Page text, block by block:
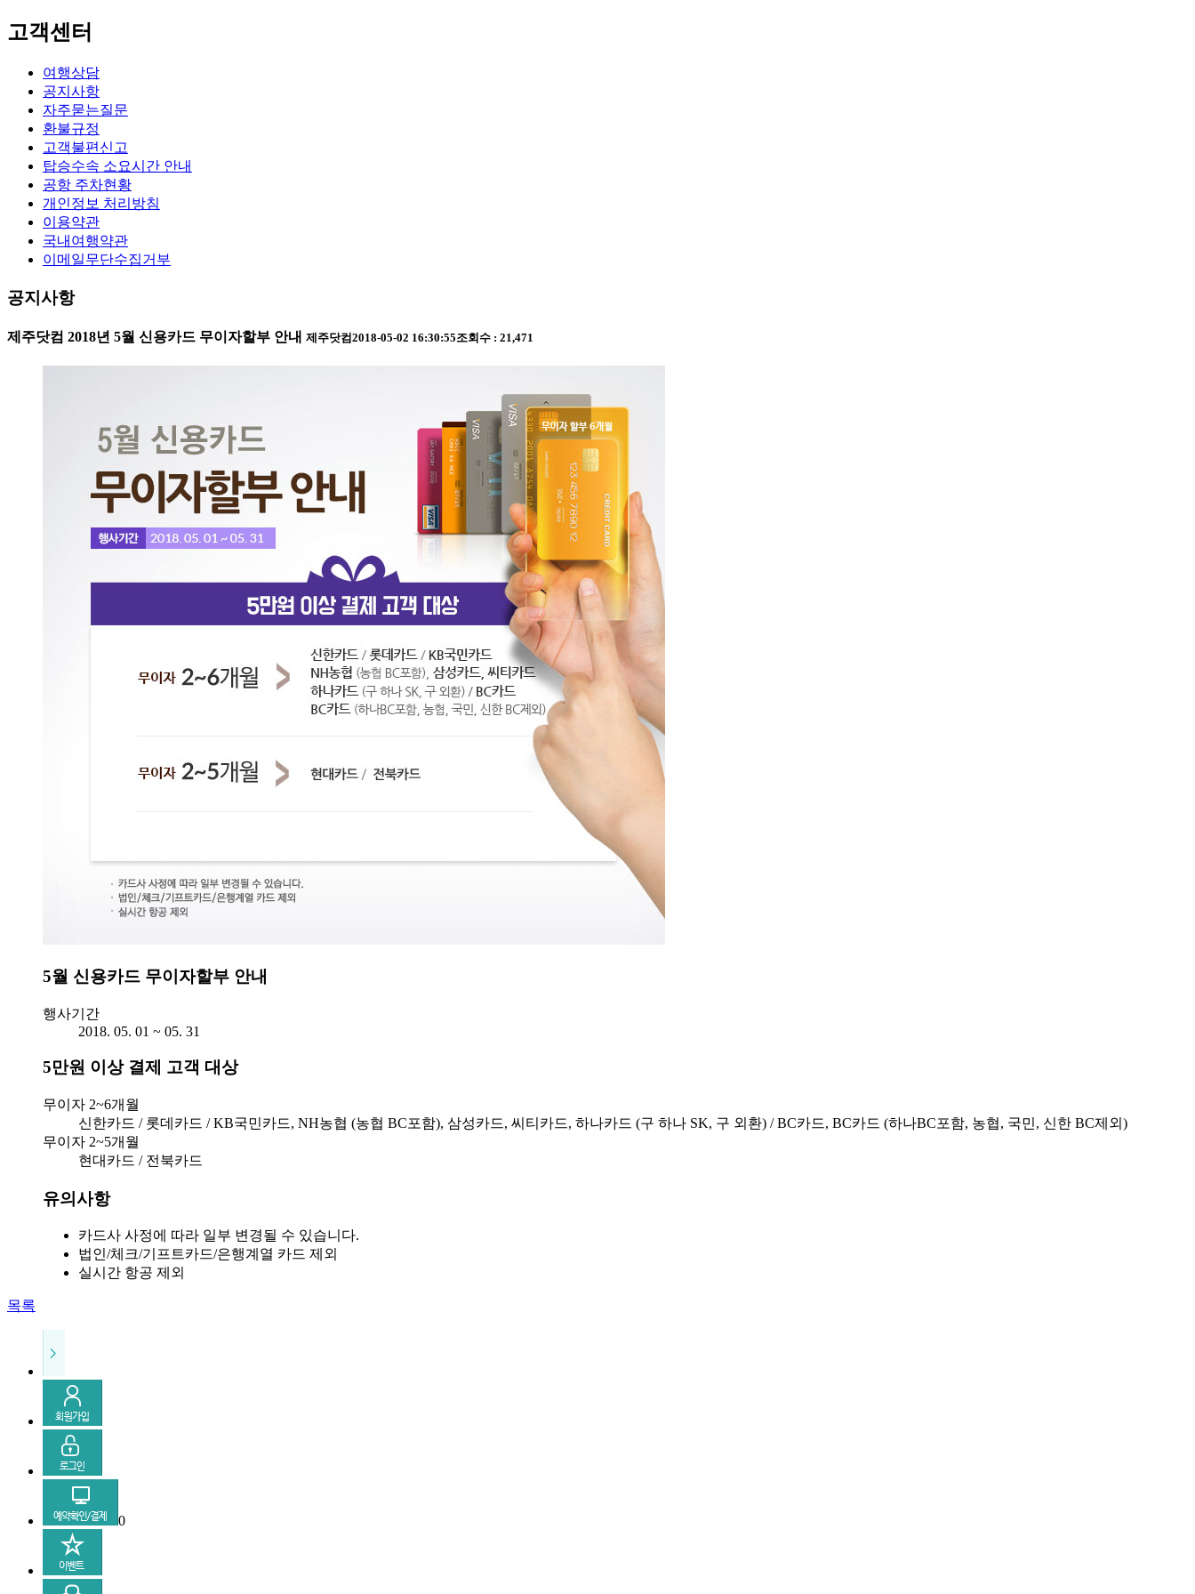
고객센터
여행상담
공지사항
자주묻는질문
환불규정
고객불편신고
탑승수속 소요시간 안내
공항 주차현황
개인정보 처리방침
이용약관
국내여행약관
이메일무단수집거부
공지사항
제주닷컴 2018년 5월 신용카드 무이자할부 안내 제주닷컴 2018-05-02 16:30:55조회수 : 21,471
5월 신용카드 무이자할부 안내
행사기간
2018. 05. 01 ~ 05. 31
5만원 이상 결제 고객 대상
무이자 2~6개월
신한카드 / 롯데카드 / KB국민카드, NH농협 (농협 BC포함), 삼성카드, 씨티카드, 하나카드 (구 하나 SK, 구 외환) / BC카드, BC카드 (하나BC포함, 농협, 국민, 신한 BC제외)
무이자 2~5개월
현대카드 / 전북카드
유의사항
카드사 사정에 따라 일부 변경될 수 있습니다.
법인/체크/기프트카드/은행계열 카드 제외
실시간 항공 제외
목록
0